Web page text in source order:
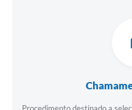
Procedimento destinado a